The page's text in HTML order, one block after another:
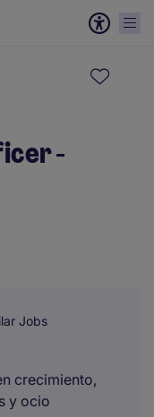
-
Jobs
crecimiento,
y ocio